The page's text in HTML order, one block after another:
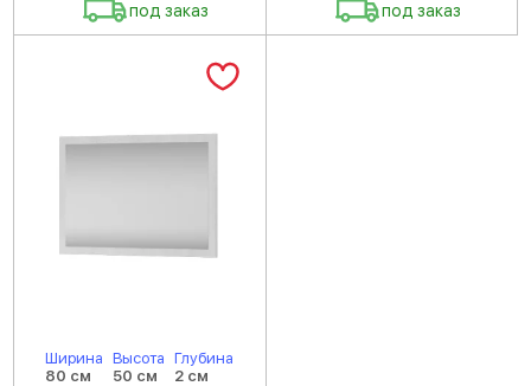
под заказ под заказ
Ширина
80 см
Высота
50 см
Глубина
2 см